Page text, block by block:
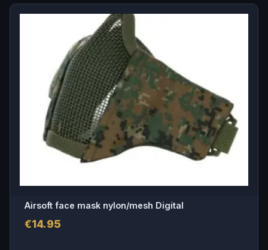
Airsoft face mask nylon/mesh Digital
€14.95